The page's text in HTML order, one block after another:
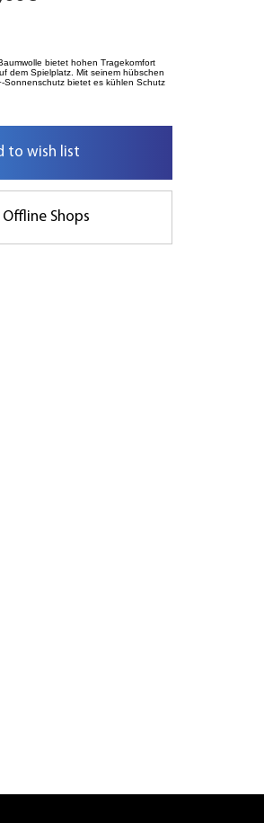
bietet hohen Tragekomfort
dem Spielplatz. Mit seinem hübschen
Sonnenschutz bietet es kühlen Schutz
to wish list
Shops